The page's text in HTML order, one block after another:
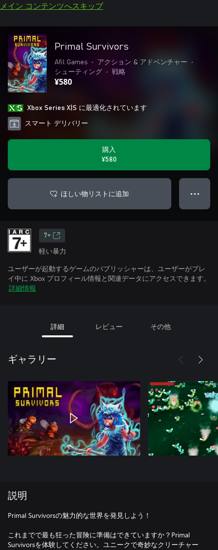
メイン コンテンツへスキップ
Primal Survivors
Afil Games • アクション & アドベンチャー
•
シューティング
• 戦略
¥580
Xbox Series X|S に最適化されています
スマート デリバリー
購入
¥580
ほしい物リストに追加 ● ● ●
7+
軽い暴力
ユーザーが起動するゲームのパブリッシャーは、ユーザーがプレ
イ中に Xbox プロフィール情報と関連データにアクセスできます。
詳細情報
詳細 レビュー その他
ギャラリー
説明
Primal Survivorsの魅力的な世界を発見しよう！
これまでで最も狂った冒険に準備はできていますか？Primal
Survivorsを体験してください。ユニークで奇妙なクリーチャー